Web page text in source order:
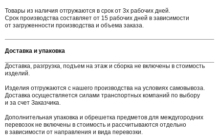
Товары из наличия отгружаются в срок от 3х рабочих дней.
Срок производства составляет от 15 рабочих дней в зависимости
от загруженности производства и объема заказа.
Доставка и упаковка
Доставка, разгрузка, подъем на этаж и сборка не включены в стоимость
изделий.
Изделия отгружаются с нашего производства на условиях самовывоза.
Доставка осуществляется силами транспортных компаний по выбору
и за счет Заказчика.
Дополнительная упаковка и обрешетка предметов для междугородних
перевозок не включены в стоимость и рассчитываются отдельно
в зависимости от направления и вида перевозки.